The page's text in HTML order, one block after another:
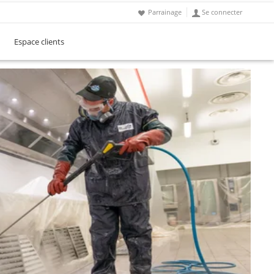
Parrainage Se connecter
Espace clients